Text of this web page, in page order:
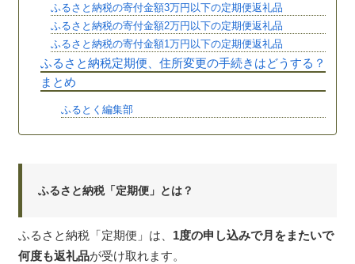
ふるさと納税の寄付金額3万円以下の定期便返礼品
ふるさと納税の寄付金額2万円以下の定期便返礼品
ふるさと納税の寄付金額1万円以下の定期便返礼品
ふるさと納税定期便、住所変更の手続きはどうする？
まとめ
ふるとく編集部
ふるさと納税「定期便」とは？
ふるさと納税「定期便」は、 1度の申し込みで月をまたいで
何度も返礼品が受け取れます。